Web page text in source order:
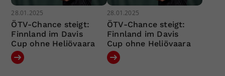
28.01.2025
ÖTV-Chance steigt:
Finnland im Davis
Cup ohne Heliövaara
28.01.2025
ÖTV-Chance steigt:
Finnland im Davis
Cup ohne Heliövaara